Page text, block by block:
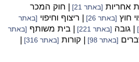
אחריות [באתר 21]
| חוק המכר
חוץ [באתר 26] | ריצוף וחיפוי [באתר
| גובה [באתר 221] | בית משותף [באתר
[באתר 98] | קורות [באתר 316]
|